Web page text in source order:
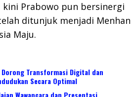
kini Prabowo pun bersinergi
ditunjuk menjadi Menhan
Maju.
Transformasi Digital dan
Secara Optimal
Wawancara dan Presentasi